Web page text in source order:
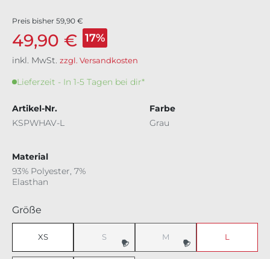
Preis bisher 59,90 €
49,90 € 17%
inkl. MwSt. zzgl. Versandkosten
Lieferzeit - In 1-5 Tagen bei dir*
Artikel-Nr.
KSPWHAV-L
Farbe
Grau
Material
93% Polyester, 7%
Elasthan
Größe
XS S(Diese Option ist zurzeit nicht verfügbar.)
M(Diese Option ist zurzeit nicht
L